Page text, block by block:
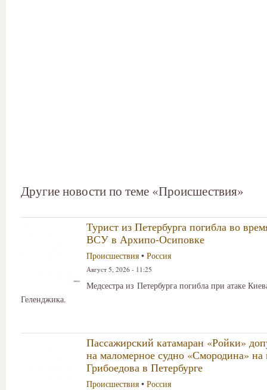
Другие новости по теме «Происшествия»
Турист из Петербурга погибла во
ВСУ в Архипо-Осиповке
Происшествия • Россия
Август 5, 2026 - 11:25
Медсестра из Петербурга погибла при атаке
Геленджика.
Пассажирский катамаран «Ройки»
на маломерное судно «Смородина» на
Грибоедова в Петербурге
Происшествия • Россия